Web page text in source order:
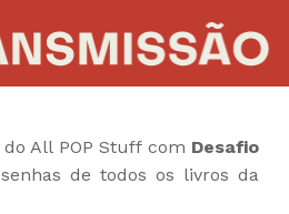
All POP Stuff com Desafio
de todos os livros da